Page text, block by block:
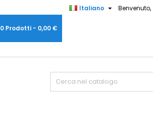
Benvenuto,
Italiano 
0 Prodotti - 0,00 €